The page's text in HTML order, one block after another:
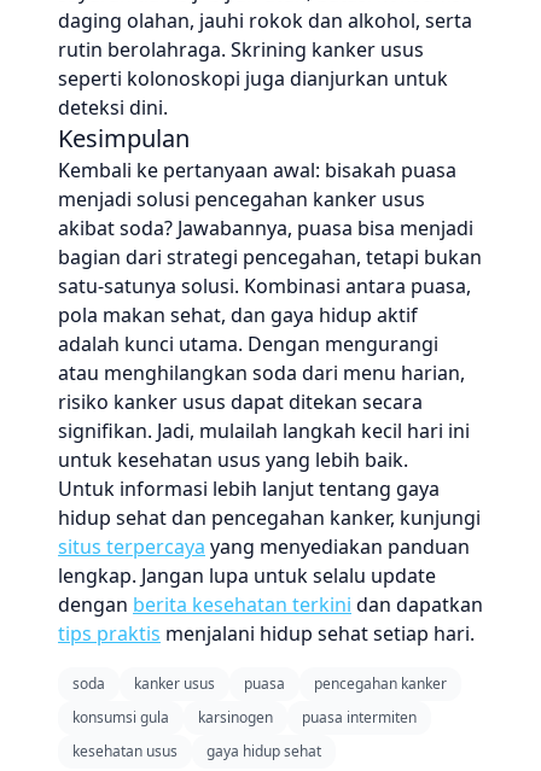
daging olahan, jauhi rokok dan alkohol, serta
rutin berolahraga. Skrining kanker usus
seperti kolonoskopi juga dianjurkan untuk
deteksi dini.
Kesimpulan
Kembali ke pertanyaan awal: bisakah puasa
menjadi solusi pencegahan kanker usus
akibat soda? Jawabannya, puasa bisa menjadi
bagian dari strategi pencegahan, tetapi bukan
satu-satunya solusi. Kombinasi antara puasa,
pola makan sehat, dan gaya hidup aktif
adalah kunci utama. Dengan mengurangi
atau menghilangkan soda dari menu harian,
risiko kanker usus dapat ditekan secara
signifikan. Jadi, mulailah langkah kecil hari ini
untuk kesehatan usus yang lebih baik.
Untuk informasi lebih lanjut tentang gaya
hidup sehat dan pencegahan kanker, kunjungi
situs terpercaya yang menyediakan panduan
lengkap. Jangan lupa untuk selalu update
dengan berita kesehatan terkini dan dapatkan
tips praktis menjalani hidup sehat setiap hari.
soda kanker usus puasa
pencegahan kanker
konsumsi gula
karsinogen
puasa intermiten
kesehatan usus
gaya hidup sehat